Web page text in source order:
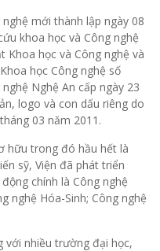
mới thành lập ngày 08
khoa học và Công nghệ
Khoa học và Công nghệ và
học Công nghệ số
Nghệ An cấp ngày 23
logo và con dấu riêng do
03 năm 2011.
hữu trong đó hầu hết là
sỹ, Viện đã phát triển
chính là Công nghệ
nghệ Hóa-Sinh; Công nghệ
với nhiều trường đại học,